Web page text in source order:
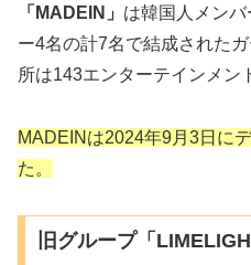
「MADEIN」 は韓国人メン
ー4名の計7名で結成された
所は143エンターテインメン
MADEINは2024年9月3日に
た。
旧グループ「